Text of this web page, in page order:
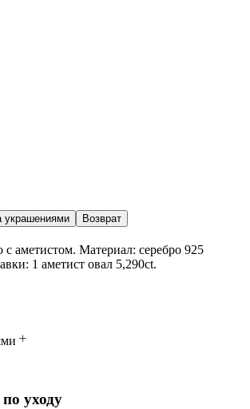
украшениями Возврат
с аметистом. Материал: серебро 925
1 аметист овал 5,290ct.
уходу